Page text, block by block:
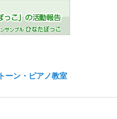
ーン・ピアノ教室